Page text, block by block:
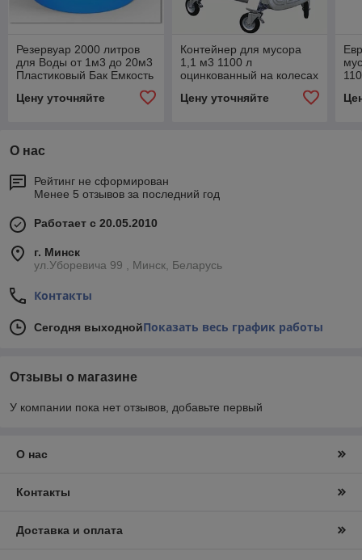
Резервуар 2000 литров
для Воды от 1м3 до 20м3
Пластиковый Бак Емкость
Цену уточняйте
Контейнер для мусора
1,1 м3 1100 л
оцинкованный на колесах
Цену уточняйте
О нас
Рейтинг не сформирован
Менее 5 отзывов за последний год
Работает с 20.05.2010
г. Минск
ул.Уборевича 99 , Минск, Беларусь
Контакты
Сегодня выходнойПоказать весь график работы
Отзывы о магазине
У компании пока нет отзывов, добавьте первый
О нас
Контакты
Доставка и оплата